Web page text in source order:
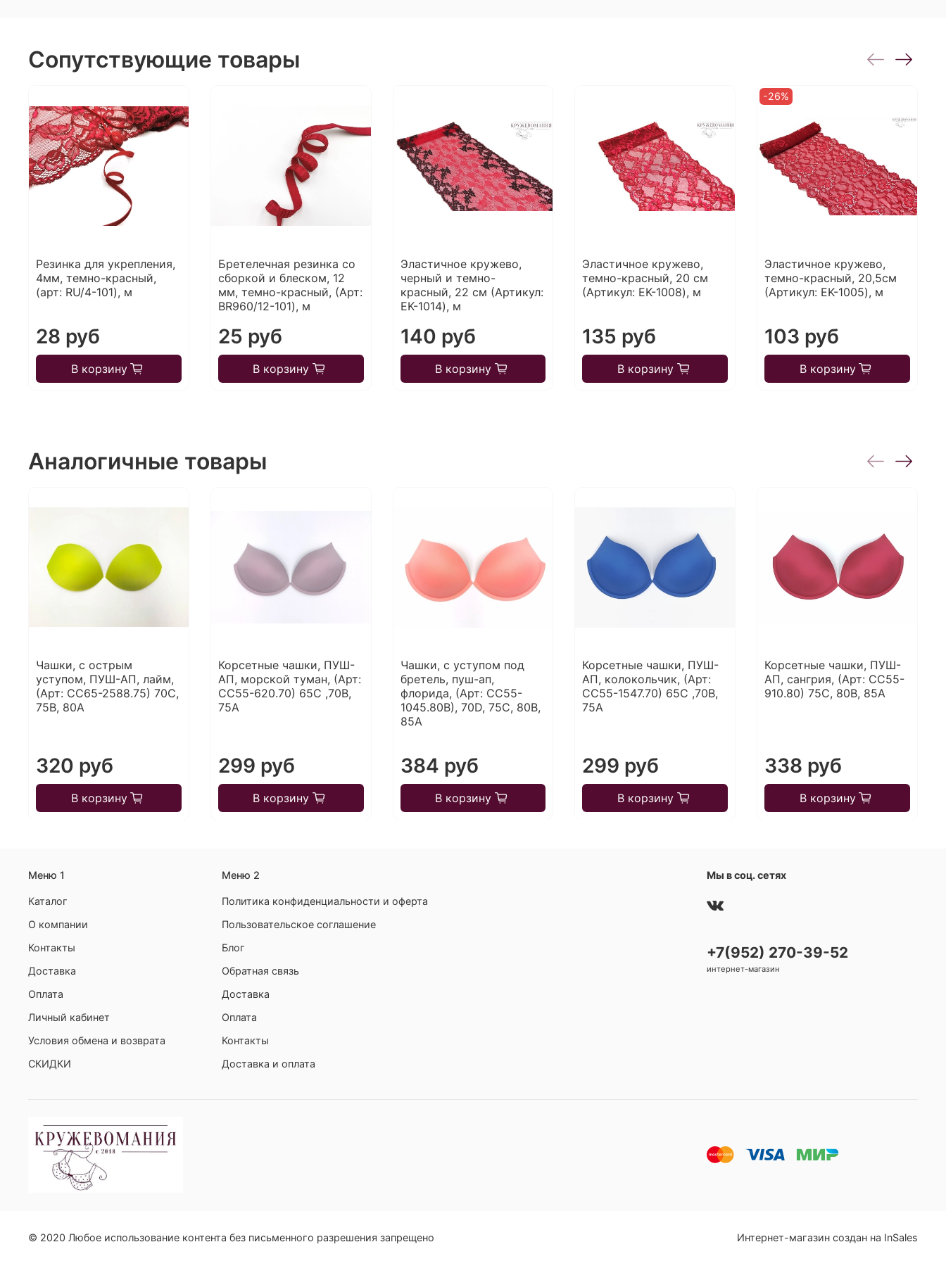
Сопутствующие товары
Резинка для укрепления,
4мм, темно-красный,
(арт: RU/4-101), м
28 руб
В корзину
Бретелечная резинка со
сборкой и блеском, 12
мм, темно-красный, (Арт:
BR960/12-101), м
25 руб
В корзину
Эластичное кружево,
черный и темно-
красный, 22 см (Артикул:
EK-1014), м
140 руб
В корзину
Эластичное кружево,
темно-красный, 20 см
(Артикул: EK-1008), м
135 руб
В корзину
-26%
Эластичное кружево,
темно-красный, 20,5см
(Артикул: EK-1005), м
103 руб
В корзину
Аналогичные товары
Чашки, с острым
уступом, ПУШ-АП, лайм,
(Арт: CC65-2588.75) 70С,
75В, 80А
320 руб
В корзину
Корсетные чашки, ПУШ-
АП, морской туман, (Арт:
CC55-620.70) 65С ,70В,
75А
299 руб
В корзину
Чашки, с уступом под
бретель, пуш-ап,
флорида, (Арт: СС55-
1045.80В), 70D, 75С, 80В,
85А
384 руб
В корзину
Корсетные чашки, ПУШ-
АП, колокольчик, (Арт:
CC55-1547.70) 65С ,70В,
75А
299 руб
В корзину
Корсетные чашки, ПУШ-
АП, сангрия, (Арт: CC55-
910.80) 75С, 80В, 85А
338 руб
В корзину
Меню 1
Каталог
О компании
Контакты
Доставка
Оплата
Личный кабинет
Условия обмена и возврата
СКИДКИ
Меню 2
Политика конфиденциальности и оферта
Пользовательское соглашение
Блог
Обратная связь
Доставка
Оплата
Контакты
Доставка и оплата
Мы в соц. сетях
+7(952) 270-39-52
интернет-магазин
© 2020 Любое использование контента без письменного разрешения запрещено Интернет-магазин создан на InSales